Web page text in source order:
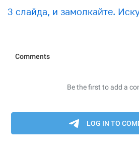
3 слайда, и замолкайте.